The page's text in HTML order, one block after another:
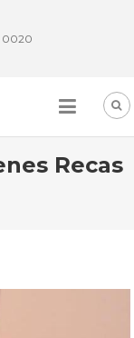
0020
Recas